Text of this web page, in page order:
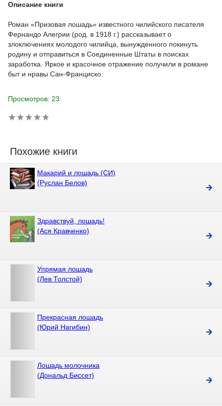
Описание книги
Роман «Призовая лошадь» известного чилийского писателя
Фернандо Алегрии (род. в 1918 г.) рассказывает о
злоключениях молодого чилийца, вынужденного покинуть
родину и отправиться в Соединенные Штаты в поисках
заработка. Яркое и красочное отражение получили в романе
быт и нравы Сан-Франциско.
Просмотров: 23
Похожие книги
Макарий и лошадь (СИ)
(Руслан Белов)
Здравствуй, лошадь!
(Ася Кравченко)
Упрямая лошадь
(Лев Толстой)
Прекрасная лошадь
(Юрий Нагибин)
Лошадь молочника
(Дональд Биссет)